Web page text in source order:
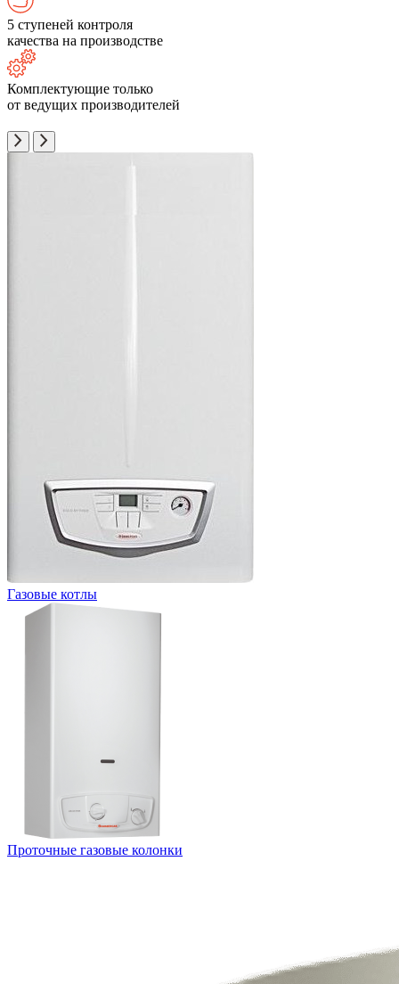
5 ступеней контроля
качества на производстве
Комплектующие только
от ведущих производителей
Газовые котлы
Проточные газовые колонки